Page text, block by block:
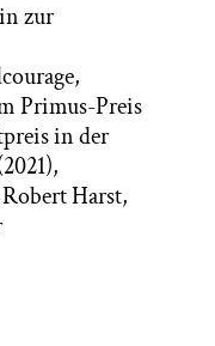
zur
Primus-Preis
in der
Harst,